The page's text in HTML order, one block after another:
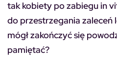
tak kobiety po zabiegu in
do przestrzegania zaleceń
mógł zakończyć się
pamiętać?